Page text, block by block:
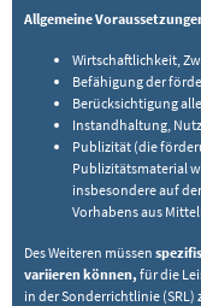
Allgemeine
Wirtschaftlichkeit,
Befähigung der
Berücksichtigung
Instandhaltung,
Publizität (die
Publizitätsmaterial
insbesondere auf
Vorhabens aus
Des Weiteren müssen
variieren können, für die
in der Sonderrichtlinie (SRL)